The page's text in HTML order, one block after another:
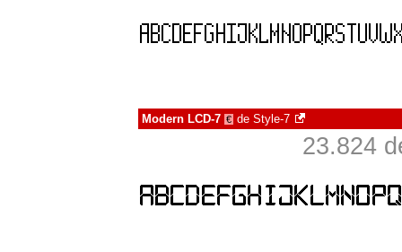
Modern LCD-7 € de Style-7
23.824